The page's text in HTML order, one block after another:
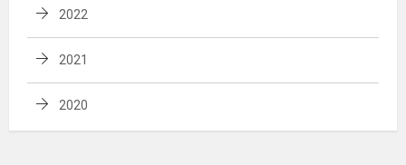
2022
2021
2020